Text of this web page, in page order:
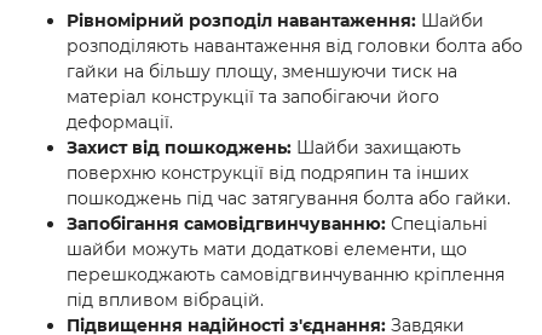
Рівномірний розподіл навантаження: Шайби
розподіляють навантаження від головки болта або
гайки на більшу площу, зменшуючи тиск на
матеріал конструкції та запобігаючи його
деформації.
Захист від пошкоджень: Шайби захищають
поверхню конструкції від подряпин та інших
пошкоджень під час затягування болта або гайки.
Запобігання самовідгвинчуванню: Спеціальні
шайби можуть мати додаткові елементи, що
перешкоджають самовідгвинчуванню кріплення
під впливом вібрацій.
Підвищення надійності з'єднання: Завдяки